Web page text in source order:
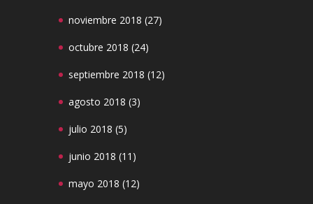
noviembre 2018 (27)
octubre 2018 (24)
septiembre 2018 (12)
agosto 2018 (3)
julio 2018 (5)
junio 2018 (11)
mayo 2018 (12)